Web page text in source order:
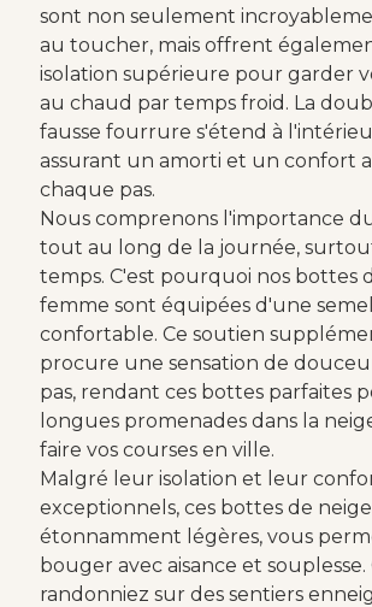
sont non seulement
au toucher, mais offrent
isolation supérieure pour garder
au chaud par temps froid. La
fausse fourrure s'étend à
assurant un amorti et un confort
chaque pas.
Nous comprenons l'importance
tout au long de la journée,
temps. C'est pourquoi nos bottes
femme sont équipées d'une
confortable. Ce soutien
procure une sensation de
pas, rendant ces bottes parfaites
longues promenades dans la
faire vos courses en ville.
Malgré leur isolation et leur
exceptionnels, ces bottes de
étonnamment légères, vous
bouger avec aisance et
randonniez sur des sentiers